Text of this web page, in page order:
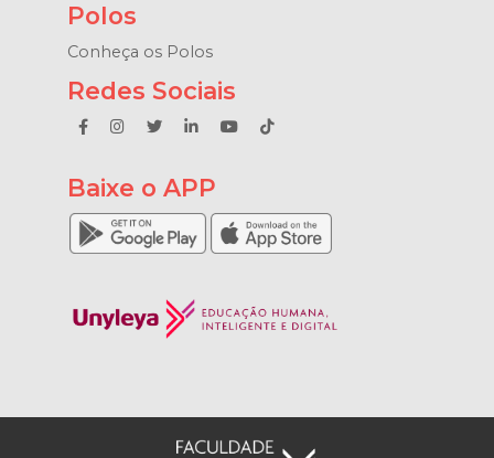
Polos
Conheça os Polos
Redes Sociais
Baixe o APP